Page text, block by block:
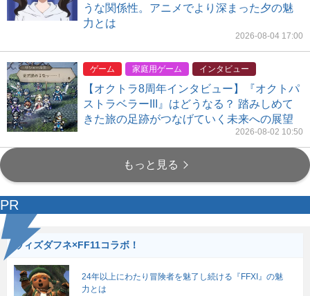
うな関係性。アニメでより深まった夕の魅
力とは
2026-08-04 17:00
ゲーム 家庭用ゲーム インタビュー
【オクトラ8周年インタビュー】『オクトパ
ストラベラーIII』はどうなる？ 踏みしめて
きた旅の足跡がつなげていく未来への展望
2026-08-02 10:50
もっと見る
PR
ウィズダフネ×FF11コラボ！
24年以上にわたり冒険者を魅了し続ける『FFXI』の魅
力とは